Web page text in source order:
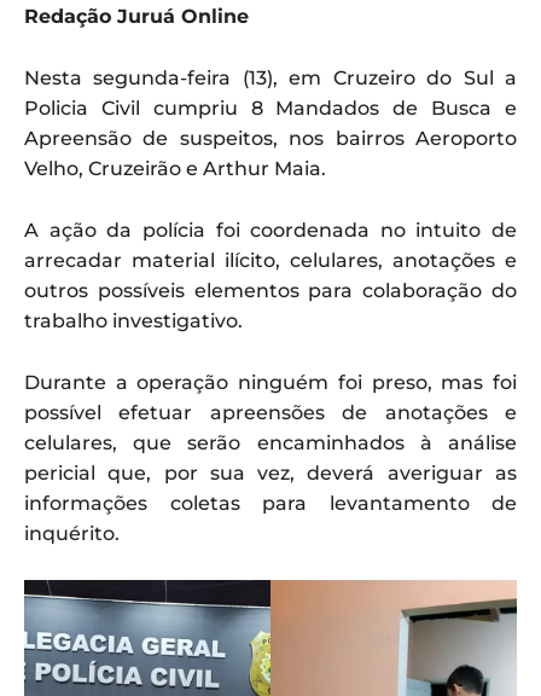
Redação Juruá Online
Nesta segunda-feira (13), em Cruzeiro do Sul a
Policia Civil cumpriu 8 Mandados de Busca e
Apreensão de suspeitos, nos bairros Aeroporto
Velho, Cruzeirão e Arthur Maia.
A ação da polícia foi coordenada no intuito de
arrecadar material ilícito, celulares, anotações e
outros possíveis elementos para colaboração do
trabalho investigativo.
Durante a operação ninguém foi preso, mas foi
possível efetuar apreensões de anotações e
celulares, que serão encaminhados à análise
pericial que, por sua vez, deverá averiguar as
informações coletas para levantamento de
inquérito.